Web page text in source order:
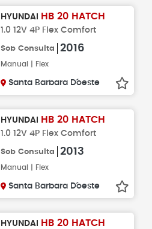
HYUNDAI HB 20 HATCH
1.0 12V 4P Flex Comfort
Sob Consulta 2016
Manual | Flex
Santa Barbara D´oeste
HYUNDAI HB 20 HATCH
1.0 12V 4P Flex Comfort
Sob Consulta 2013
Manual | Flex
Santa Barbara D´oeste
HYUNDAI HB 20 HATCH